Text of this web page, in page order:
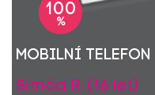
100
%
mobilní telefon
Simča R. (16 let)